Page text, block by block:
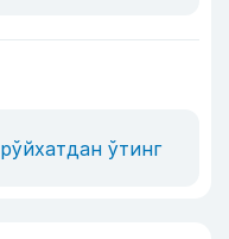
рўйхатдан ўтинг